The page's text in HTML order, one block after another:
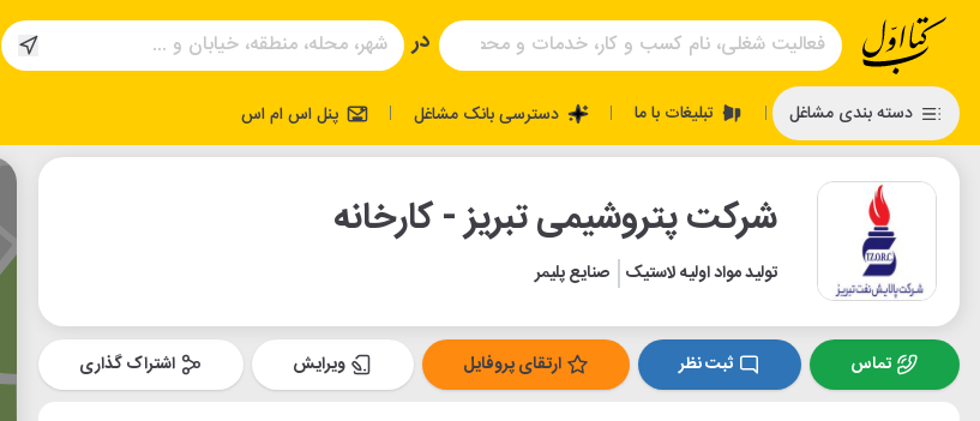
در
دسته بندی مشاغل | تبلیغات با ما | دسترسی بانک مشاغل | پنل اس ام اس
شرکت پتروشیمی تبریز - کارخانه
تولید مواد اولیه لاستیک صنایع پلیمر
تماس ثبت نظر ارتقای پروفایل ویرایش اشتراک گذاری